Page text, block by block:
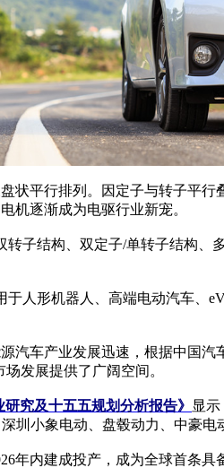
平行排列。因定子与转子平行
机逐渐成为电驱行业新宠。
结构、双定子/单转子结构、
形机器人、高端电动汽车、
产业发展迅速，根据中国汽
发展提供了广阔空间。
研究及十五五规划分析报告》 显
圳小象电动、盘毂动力、中豪电
内建成投产，成为全球首条具